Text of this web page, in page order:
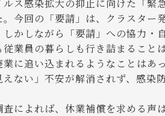
ス感染拡大の抑止に向けた「緊
今回の「要請」は、クラスター
かしながら「要請」への協力・
業員の暮らしも行き詰まること
に追い込まれるようなことはあ
ない」不安が解消されず、感染
によれば、休業補償を求める声